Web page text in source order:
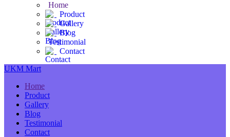
Home
Product
Gallery
Blog
Testimonial
Contact
UKM Mart
Home
Product
Gallery
Blog
Testimonial
Contact